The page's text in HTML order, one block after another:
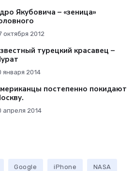
Якубовича – «зеница»
октября 2012
турецкий красавец –
января 2014
постепенно покидают
апреля 2014
Google iPhone NASA